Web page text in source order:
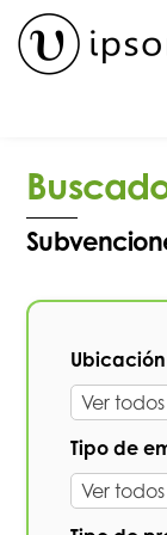
Skip
content
Ubicación
Ver todos
U
i
c
a
Tipo de
Ver todos